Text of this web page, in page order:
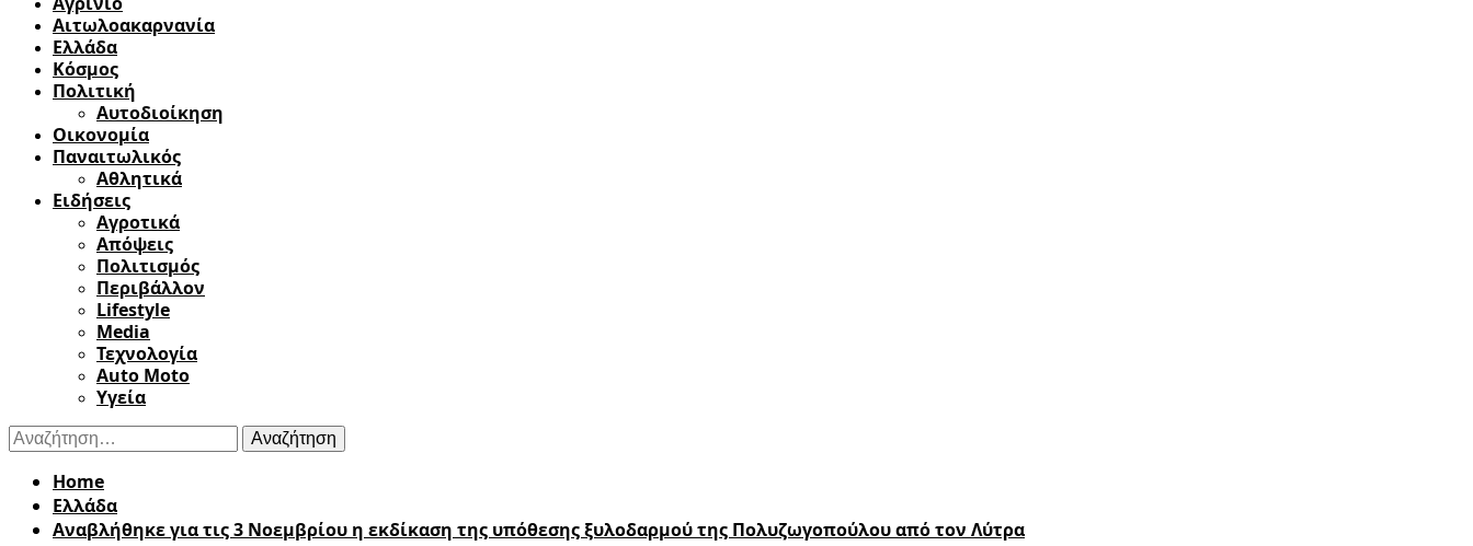
Αιτωλοακαρνανία
Ελλάδα
Κόσμος
Πολιτική
Αυτοδιοίκηση
Οικονομία
Παναιτωλικός
Αθλητικά
Ειδήσεις
Αγροτικά
Απόψεις
Πολιτισμός
Περιβάλλον
Lifestyle
Media
Τεχνολογία
Auto Moto
Υγεία
Αναζήτηση
για:
Home
Ελλάδα
Αναβλήθηκε για τις 3 Νοεμβρίου η εκδίκαση της υπόθεσης ξυλοδαρμού της Πολυζωγοπούλου από τον Λύτρα